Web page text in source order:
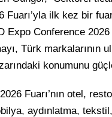
Fuarı’yla ilk kez bir
Expo Conference
Türk markalarının
konumunu
Fuarı’nın otel,
aydınlatma,